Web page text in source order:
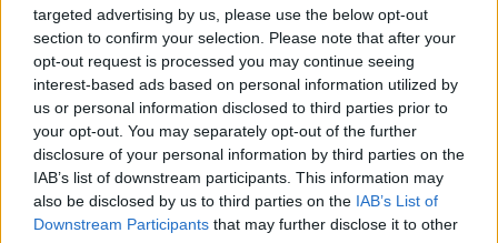
targeted advertising by us, please use the below opt-out
section to confirm your selection. Please note that after your
opt-out request is processed you may continue seeing
interest-based ads based on personal information utilized by
us or personal information disclosed to third parties prior to
your opt-out. You may separately opt-out of the further
disclosure of your personal information by third parties on the
IAB’s list of downstream participants. This information may
also be disclosed by us to third parties on the IAB’s List of
Downstream Participants that may further disclose it to other